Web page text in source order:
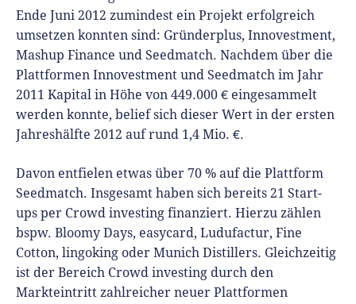
Ende Juni 2012 zumindest ein Projekt erfolgreich
umsetzen konnten sind: Gründerplus, Innovestment,
Mashup Finance und Seedmatch. Nachdem über die
Plattformen Innovestment und Seedmatch im Jahr
2011 Kapital in Höhe von 449.000 € eingesammelt
werden konnte, belief sich dieser Wert in der ersten
Jahreshälfte 2012 auf rund 1,4 Mio. €.
Davon entfielen etwas über 70 % auf die Plattform
Seedmatch. Insgesamt haben sich bereits 21 Start-
ups per Crowd investing finanziert. Hierzu zählen
bspw. Bloomy Days, easycard, Ludufactur, Fine
Cotton, lingoking oder Munich Distillers. Gleichzeitig
ist der Bereich Crowd investing durch den
Markteintritt zahlreicher neuer Plattformen